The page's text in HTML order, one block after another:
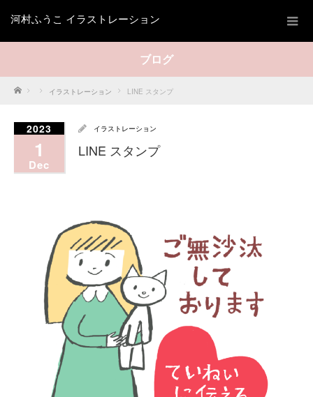
河村ふうこ イラストレーション
ブログ
Home イラストレーション LINE スタンプ
2023
1
Dec
イラストレーション
LINE スタンプ